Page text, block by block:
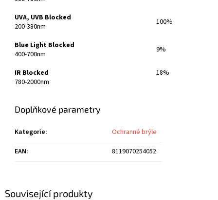
Související produkty
UVA, UVB Blocked
200-380nm
100%
Blue Light Blocked
400-700nm
9%
IR Blocked
780-2000nm
18%
Doplňkové parametry
Kategorie:
Ochranné brýle
EAN: 8119070254052